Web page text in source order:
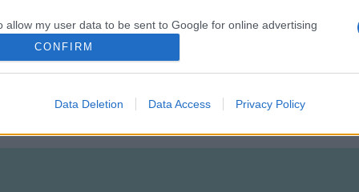
allow my user data to be sent to Google for online advertising
allow Google to send me personalized advertising.
allow Google to enable storage related to analytics like cookies on
CONFIRM
Data Deletion Data Access Privacy Policy
helyett a jövőt csakis Tegel és Schönefeld jelentheti, s